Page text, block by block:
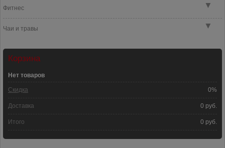
▼
Фитнес
▼
Чаи и травы
Корзина
Нет товаров
Скидка 0%
Доставка 0 руб.
Итого 0 руб.